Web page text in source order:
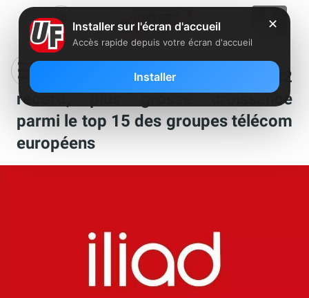
Iliad annonce une année 2022
record, plus grosse croissance
parmi le top 15 des groupes télécom
européens
✕
Installer sur l'écran d'accueil
Accès rapide depuis votre écran d'accueil
Installer